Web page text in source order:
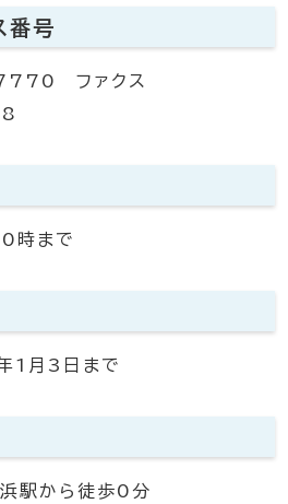
番号
ファクス
時まで
1月3日まで
駅から徒歩0分